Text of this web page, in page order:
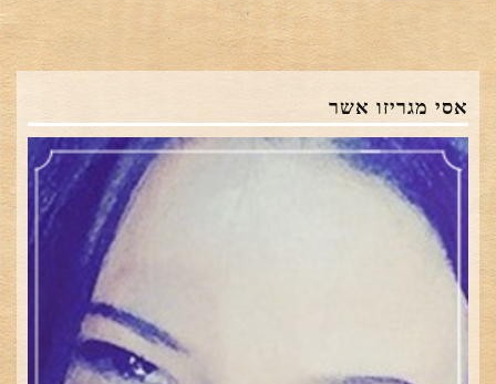
אסי מגריזו אשר